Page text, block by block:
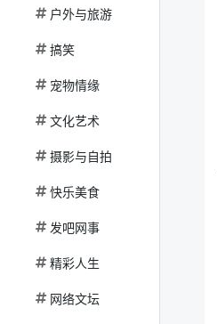
户外与旅游
搞笑
宠物情缘
文化艺术
摄影与自拍
快乐美食
发吧网事
精彩人生
网络文坛